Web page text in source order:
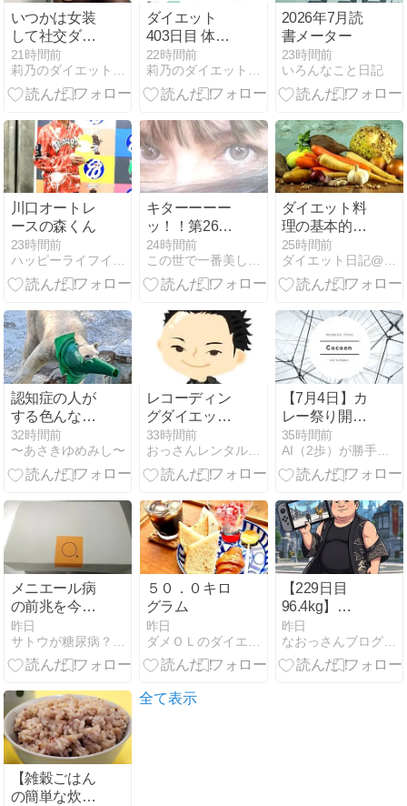
レーで完全解
放した神の一
日
いつかは女装
して社交ダン
スをやってみ
たい
21時間前
莉乃のダイエット部屋 77kg → 56kg - 楽天ブログ
ダイエット
403日目 体重
がぜんぜん戻
らない
22時間前
莉乃のダイエット部屋 77kg → 56kg - 楽天ブログ
2026年7月読
書メーター
23時間前
いろんなこと日記
川口オートレ
ースの森くん
23時間前
ハッピーライフイン沖縄
キターーーー
ッ！！第26号
2ランホーム
ラン！！！
24時間前
この世で一番美しく痩せるダイエット
ダイエット料
理の基本的な
考え方
25時間前
ダイエット日記@ゆっき 目標10Kg減！
認知症の人が
する色んなこ
と
32時間前
〜あさきゆめみし〜
レコーディン
グダイエット
2026/8/5
33時間前
おっさんレンタル（美魔おっさん活動記）健康＆美容ブログ
【7月4日】カ
レー祭り開
催！カロリー
の波をエアロ
バイクで乗り
ん
35時間前
AI（2歩）が勝手に作るダイエットブログ（凡歩の）
メニエール病
の前兆を今振
り返って考え
る
昨日
５０．０キロ
グラム
昨日
【229日目
96.4kg】
100kg越え卒
業生がLLイン
ナー＆2XL和
昨日
なおっさんブログ〜肉体改造ブログ〜
【雑穀ごはん
の簡単な炊き
全て表示